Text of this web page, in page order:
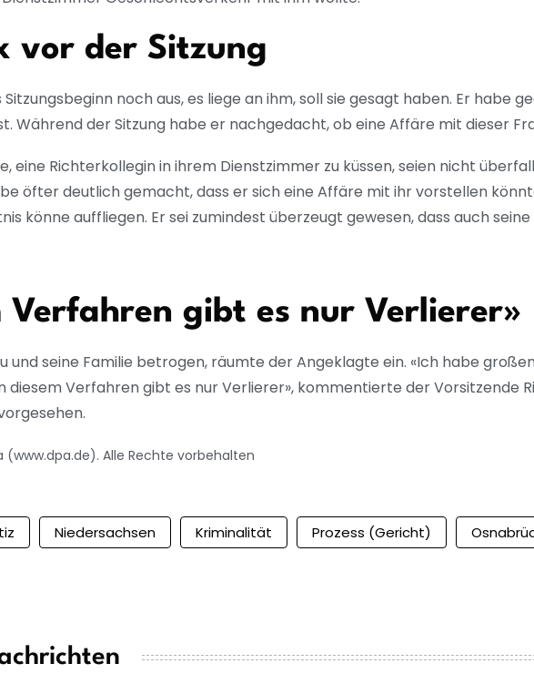
vor der Sitzung
Sitzungsbeginn noch aus, es liege an ihm, soll sie gesagt haben. Er
Während der Sitzung habe er nachgedacht, ob eine Affäre mit dieser
eine Richterkollegin in ihrem Dienstzimmer zu küssen, seien nicht
öfter deutlich gemacht, dass er sich eine Affäre mit ihr vorstellen
könne auffliegen. Er sei zumindest überzeugt gewesen, dass auch
Verfahren gibt es nur Verlierer»
und seine Familie betrogen, räumte der Angeklagte ein. «Ich habe
diesem Verfahren gibt es nur Verlierer», kommentierte der Vorsitzende
(www.dpa.de). Alle Rechte vorbehalten
Niedersachsen Kriminalität Prozess (Gericht)